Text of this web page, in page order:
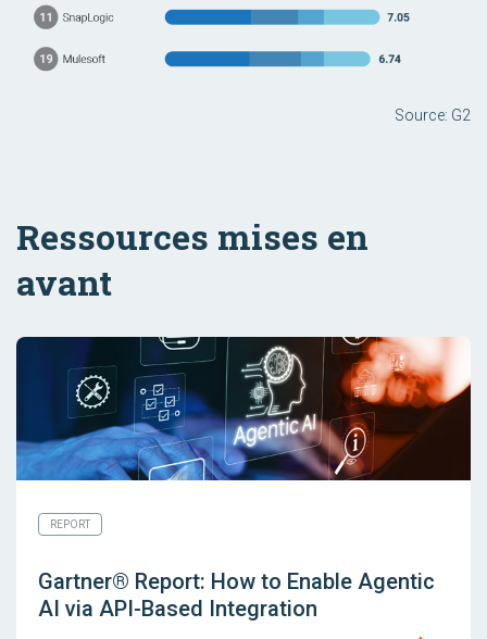
Source: G2
Ressources mises en
avant
REPORT
Gartner® Report: How to Enable Agentic
AI via API-Based Integration